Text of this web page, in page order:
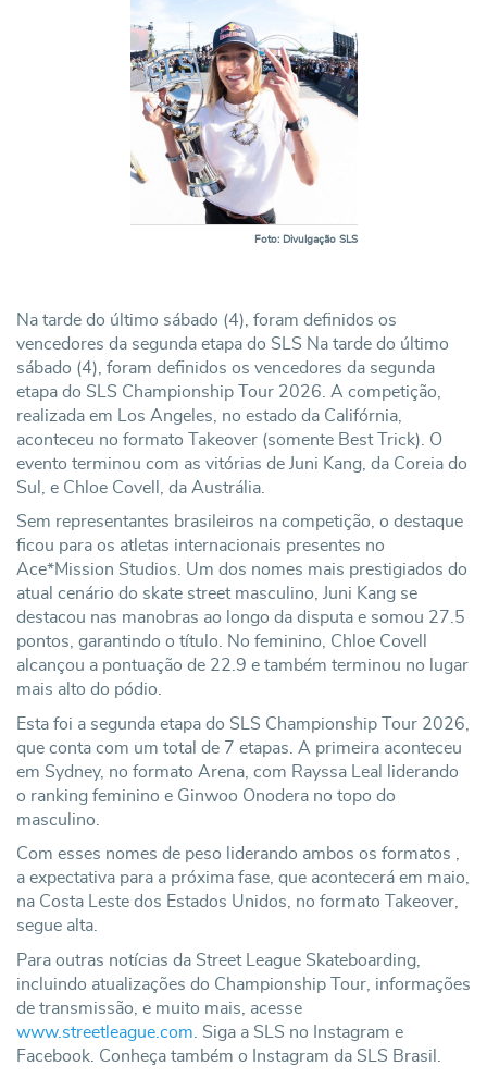
Foto: Divulgação SLS
Na tarde do último sábado (4), foram definidos os
vencedores da segunda etapa do SLS Na tarde do último
sábado (4), foram definidos os vencedores da segunda
etapa do SLS Championship Tour 2026. A competição,
realizada em Los Angeles, no estado da Califórnia,
aconteceu no formato Takeover (somente Best Trick). O
evento terminou com as vitórias de Juni Kang, da Coreia do
Sul, e Chloe Covell, da Austrália.
Sem representantes brasileiros na competição, o destaque
ficou para os atletas internacionais presentes no
Ace*Mission Studios. Um dos nomes mais prestigiados do
atual cenário do skate street masculino, Juni Kang se
destacou nas manobras ao longo da disputa e somou 27.5
pontos, garantindo o título. No feminino, Chloe Covell
alcançou a pontuação de 22.9 e também terminou no lugar
mais alto do pódio.
Esta foi a segunda etapa do SLS Championship Tour 2026,
que conta com um total de 7 etapas. A primeira aconteceu
em Sydney, no formato Arena, com Rayssa Leal liderando
o ranking feminino e Ginwoo Onodera no topo do
masculino.
Com esses nomes de peso liderando ambos os formatos ,
a expectativa para a próxima fase, que acontecerá em maio,
na Costa Leste dos Estados Unidos, no formato Takeover,
segue alta.
Para outras notícias da Street League Skateboarding,
incluindo atualizações do Championship Tour, informações
de transmissão, e muito mais, acesse
www.streetleague.com . Siga a SLS no Instagram e
Facebook. Conheça também o Instagram da SLS Brasil.